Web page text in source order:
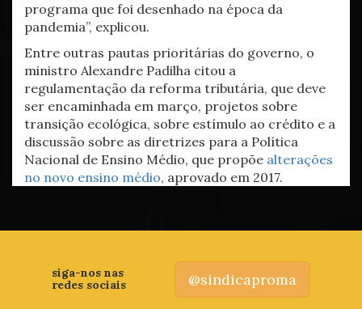
programa que foi desenhado na época da
pandemia”, explicou.
Entre outras pautas prioritárias do governo, o
ministro Alexandre Padilha citou a
regulamentação da reforma tributária, que deve
ser encaminhada em março, projetos sobre
transição ecológica, sobre estímulo ao crédito e a
discussão sobre as diretrizes para a Política
Nacional de Ensino Médio, que propõe alterações
no novo ensino médio, aprovado em 2017.
siga-nos nas
redes sociais
@sindicaproma